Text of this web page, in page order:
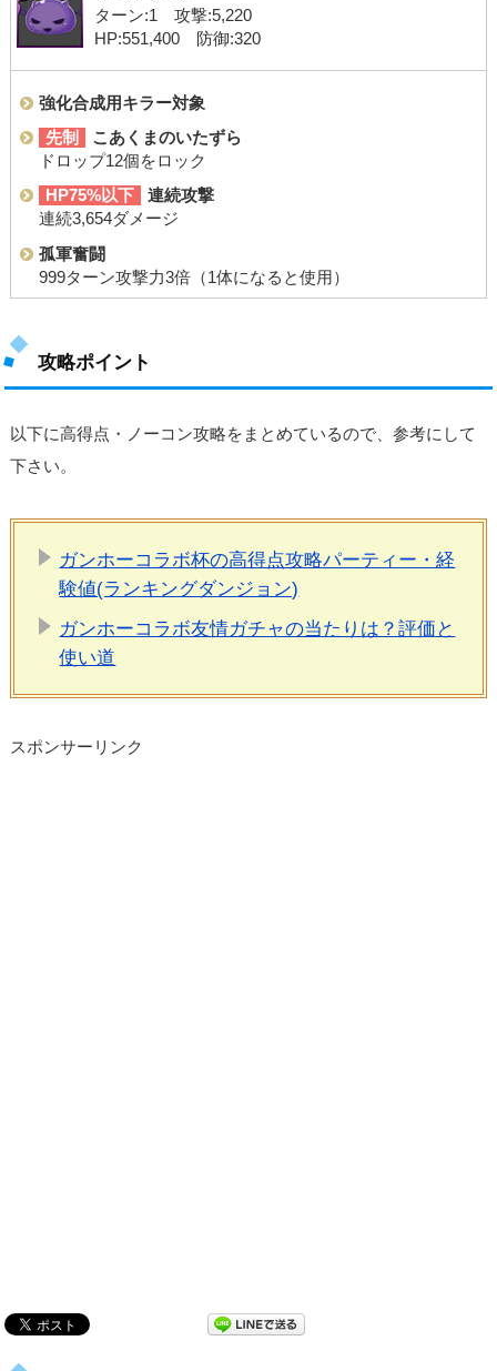
ターン:1 攻撃:5,220
HP:551,400 防御:320
強化合成用キラー対象
先制
こあくまのいたずら
ドロップ12個をロック
HP75%以下
連続攻撃
連続3,654ダメージ
孤軍奮闘
999ターン攻撃力3倍（1体になると使用）
攻略ポイント
以下に高得点・ノーコン攻略をまとめているので、参考にして
下さい。
ガンホーコラボ杯の高得点攻略パーティー・経
験値(ランキングダンジョン)
ガンホーコラボ友情ガチャの当たりは？評価と
使い道
スポンサーリンク